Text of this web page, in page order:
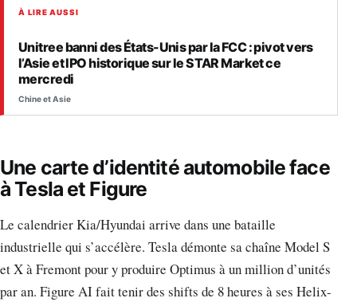
À LIRE AUSSI
Unitree banni des États-Unis par la FCC : pivot vers
l’Asie et IPO historique sur le STAR Market ce
mercredi
Chine et Asie
Une carte d’identité automobile face
à Tesla et Figure
Le calendrier Kia/Hyundai arrive dans une bataille
industrielle qui s’accélère. Tesla démonte sa chaîne Model S
et X à Fremont pour y produire Optimus à un million d’unités
par an. Figure AI fait tenir des shifts de 8 heures à ses Helix-